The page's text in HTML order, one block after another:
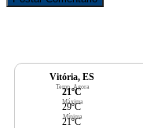
Vitória, ES
Temp. Agora
21ºC
Máxima
29ºC
Mínima
21ºC